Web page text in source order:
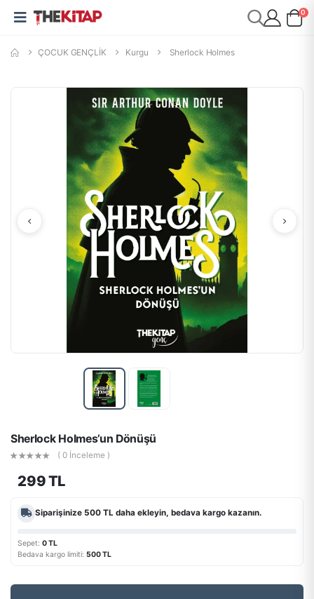
0
ÇOCUK GENÇLİK Kurgu Sherlock Holmes
Sherlock Holmes’un Dönüşü
( 0 İnceleme )
299 TL
Siparişinize 500 TL daha ekleyin, bedava kargo kazanın.
Sepet: 0 TL
Bedava kargo limiti: 500 TL